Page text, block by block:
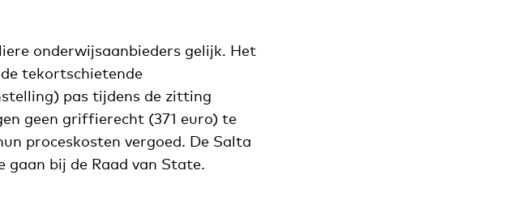
onderwijsaanbieders gelijk. Het
tekortschietende
pas tijdens de zitting
geen griffierecht (371 euro) te
proceskosten vergoed. De Salta
gaan bij de Raad van State.